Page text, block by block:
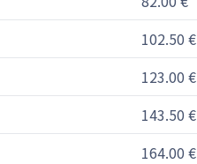
102.50 €
123.00 €
143.50 €
164.00 €